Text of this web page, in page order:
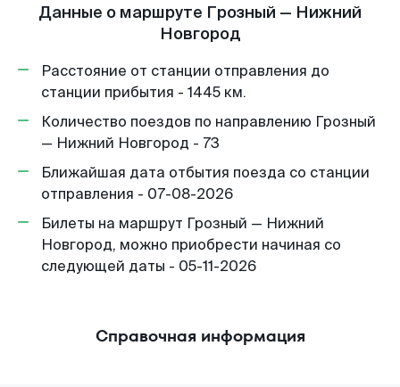
Данные о маршруте Грозный — Нижний
Новгород
Расстояние от станции отправления до
станции прибытия - 1445 км.
Количество поездов по направлению Грозный
— Нижний Новгород - 73
Ближайшая дата отбытия поезда со станции
отправления - 07-08-2026
Билеты на маршрут Грозный — Нижний
Новгород, можно приобрести начиная со
следующей даты - 05-11-2026
Справочная информация